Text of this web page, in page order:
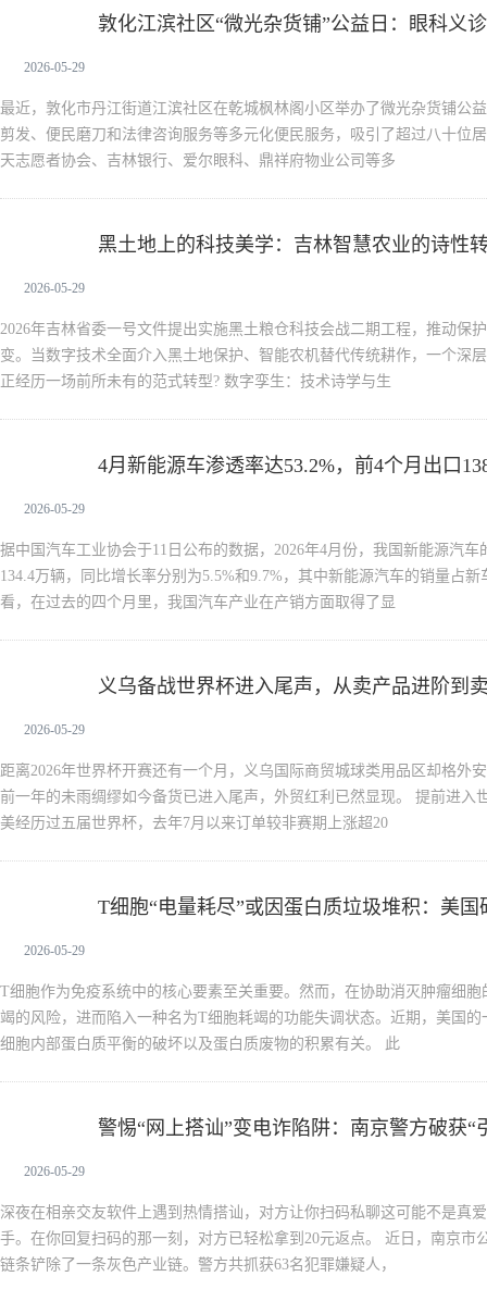
敦化江滨社区“微光杂货铺”公益日：眼科义
2026-05-29
最近，敦化市丹江街道江滨社区在乾城枫林阁小区举办了微光杂货铺公
剪发、便民磨刀和法律咨询服务等多元化便民服务，吸引了超过八十位
天志愿者协会、吉林银行、爱尔眼科、鼎祥府物业公司等多
黑土地上的科技美学：吉林智慧农业的诗性
2026-05-29
2026年吉林省委一号文件提出实施黑土粮仓科技会战二期工程，推动保
变。当数字技术全面介入黑土地保护、智能农机替代传统耕作，一个深
正经历一场前所未有的范式转型? 数字孪生：技术诗学与生
4月新能源车渗透率达53.2%，前4个月出口
2026-05-29
据中国汽车工业协会于11日公布的数据，2026年4月份，我国新能源汽
134.4万辆，同比增长率分别为5.5%和9.7%，其中新能源汽车的销量占
看，在过去的四个月里，我国汽车产业在产销方面取得了显
义乌备战世界杯进入尾声，从卖产品进阶到
2026-05-29
距离2026年世界杯开赛还有一个月，义乌国际商贸城球类用品区却格外
前一年的未雨绸缪如今备货已进入尾声，外贸红利已然显现。 提前进入
美经历过五届世界杯，去年7月以来订单较非赛期上涨超20
T细胞“电量耗尽”或因蛋白质垃圾堆积：美
2026-05-29
T细胞作为免疫系统中的核心要素至关重要。然而，在协助消灭肿瘤细
竭的风险，进而陷入一种名为T细胞耗竭的功能失调状态。近期，美国
细胞内部蛋白质平衡的破坏以及蛋白质废物的积累有关。 此
警惕“网上搭讪”变电诈陷阱：南京警方破获“
2026-05-29
深夜在相亲交友软件上遇到热情搭讪，对方让你扫码私聊这可能不是真
手。在你回复扫码的那一刻，对方已轻松拿到20元返点。 近日，南京市
链条铲除了一条灰色产业链。警方共抓获63名犯罪嫌疑人，